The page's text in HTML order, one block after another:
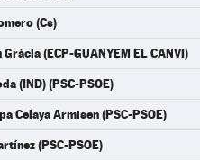
(Cs)
(ECP-GUANYEM EL CANVI)
(IND) (PSC-PSOE)
Celaya Armisen (PSC-PSOE)
(PSC-PSOE)